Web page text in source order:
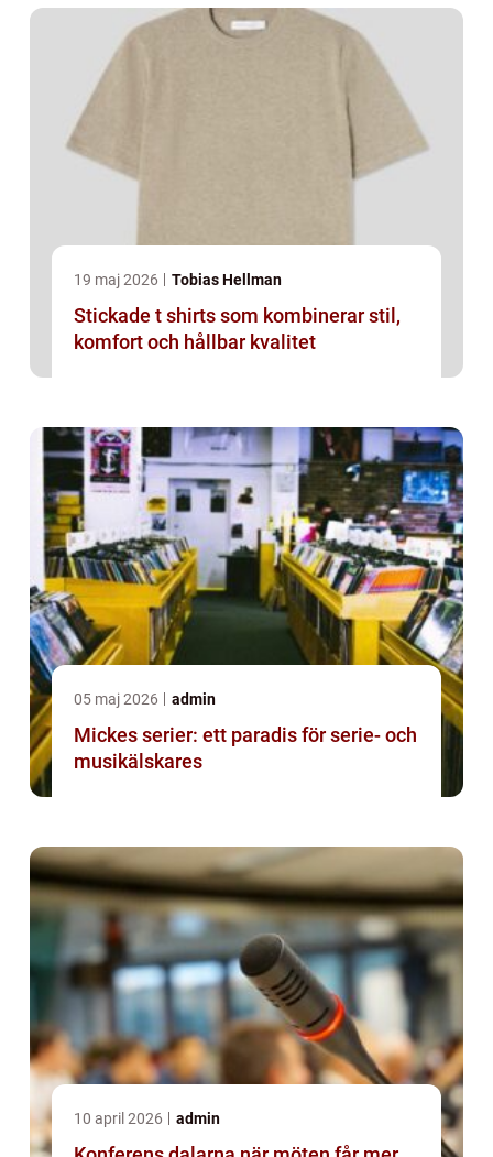
19 maj 2026 Tobias Hellman
Stickade t shirts som kombinerar stil,
komfort och hållbar kvalitet
05 maj 2026 admin
Mickes serier: ett paradis för serie- och
musikälskares
10 april 2026 admin